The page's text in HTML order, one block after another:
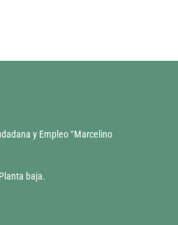
y Empleo “Marcelino
baja.